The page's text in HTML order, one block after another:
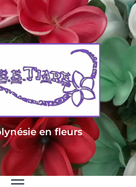
Métropole - Frais de livraison offert dès 85
dès 150 euros pour le reste du monde
en fleurs